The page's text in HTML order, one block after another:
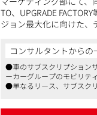
TO、UPGRADE
ジョン最大化に向けた、
すので実務を通じてスキ
【具体的な業務内容】
■デジタル広告の運用・
・Google、Yahoo!（検
コンサルタントからの
●車のサブスクリプション
ーカーグループのモビリテ
●単なるリース、サブスク